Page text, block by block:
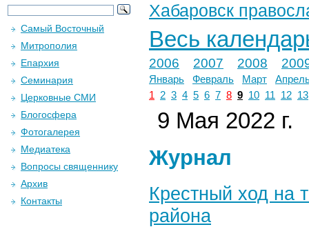
Хабаровск
Весь
2006 2007 2008
Январь Февраль Март
1
2 3 4 5 6 7 8 9 10 11 12 13
9 Мая 2022 г.
Журнал
Крестный ход на
района
Самый Восточный
Митрополия
Епархия
Семинария
Церковные СМИ
Блогосфера
Фотогалерея
Медиатека
Вопросы священнику
Архив
Контакты